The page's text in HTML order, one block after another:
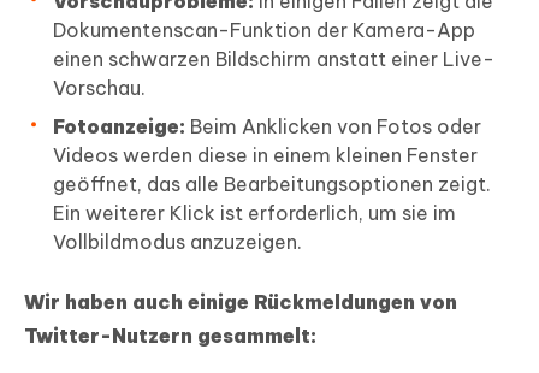
Dokumentenscan-Funktion der Kamera-App
einen schwarzen Bildschirm anstatt einer Live-
Vorschau.
Fotoanzeige: Beim Anklicken von Fotos oder
Videos werden diese in einem kleinen Fenster
geöffnet, das alle Bearbeitungsoptionen zeigt.
Ein weiterer Klick ist erforderlich, um sie im
Vollbildmodus anzuzeigen.
Wir haben auch einige Rückmeldungen von
Twitter-Nutzern gesammelt: